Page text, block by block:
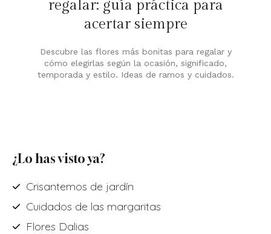
regalar: guía práctica para
acertar siempre
Descubre las flores más bonitas para regalar y
cómo elegirlas según la ocasión, significado,
temporada y estilo. Ideas de ramos y cuidados.
¿Lo has visto ya?
Crisantemos de jardín
Cuidados de las margaritas
Flores Dalias